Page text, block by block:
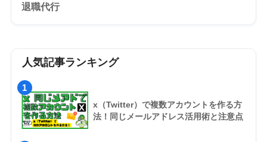
退職代行
人気記事ランキング
1
x（Twitter）で複数アカウントを作る方
法！同じメールアドレス活用術と注意点